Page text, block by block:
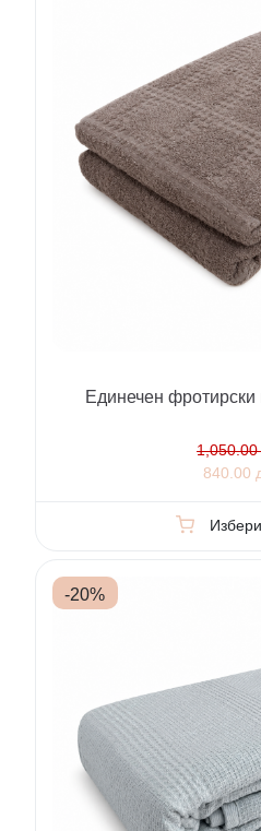
Единечен фротирски
1,050.00
840.00
-20%